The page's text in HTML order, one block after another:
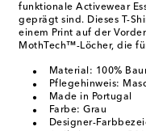
funktionale Activewear
geprägt sind. Dieses T-
einem Print auf der
MothTech™-Löcher, die
Material: 100%
Pflegehinweis:
Made in Portugal
Farbe: Grau
Designer-